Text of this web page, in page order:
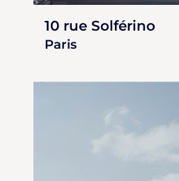
10 rue Solférino
Paris